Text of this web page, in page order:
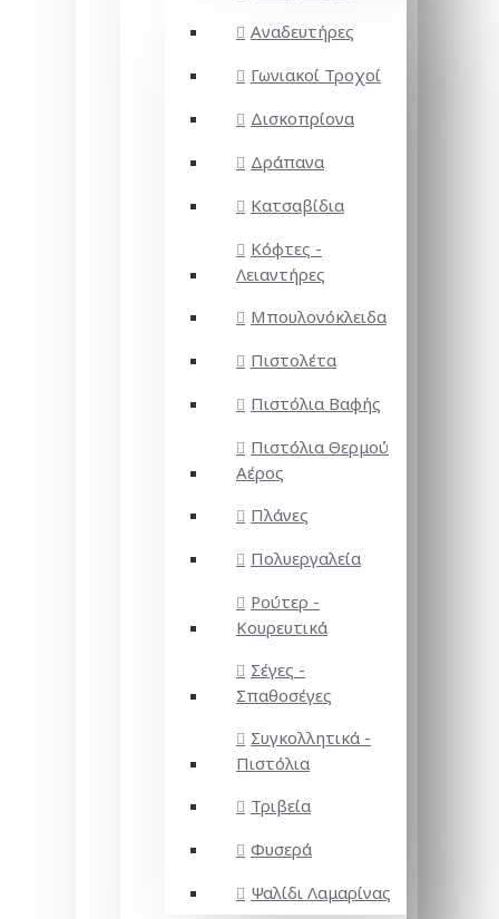
Αναδευτήρες
Γωνιακοί Τροχοί
Δισκοπρίονα
Δράπανα
Κατσαβίδια
Κόφτες -
Λειαντήρες
Μπουλονόκλειδα
Πιστολέτα
Πιστόλια Βαφής
Πιστόλια Θερμού
Αέρος
Πλάνες
Πολυεργαλεία
Ρούτερ -
Κουρευτικά
Σέγες -
Σπαθοσέγες
Συγκολλητικά -
Πιστόλια
Τριβεία
Φυσερά
Ψαλίδι Λαμαρίνας